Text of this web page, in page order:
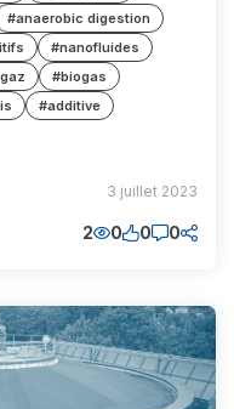
#anaerobic digestion
#nanofluides
#biogas
#additive
3 juillet 2023
2 0 0 0